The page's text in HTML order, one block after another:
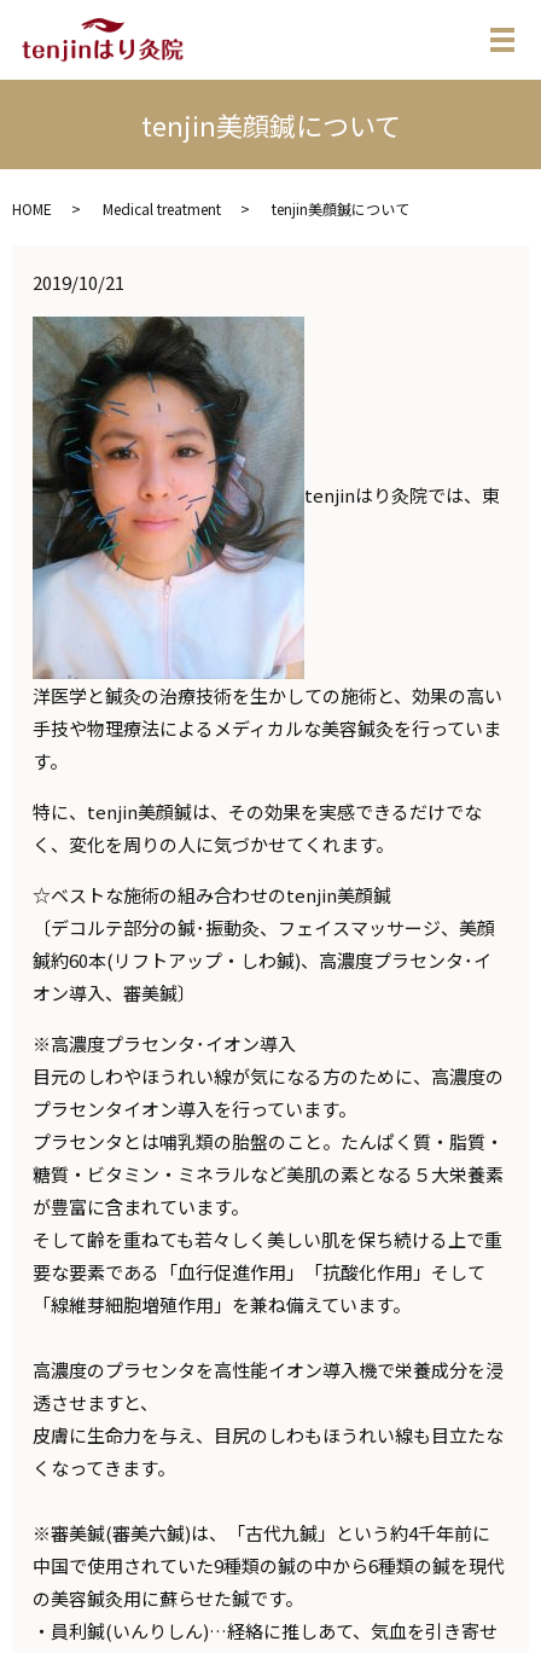
メ
tenjin美顔鍼について
HOME Medical treatment tenjin美顔鍼について
2019/10/21
tenjinはり灸院では、東
洋医学と鍼灸の治療技術を生かしての施術と、効果の高い
手技や物理療法によるメディカルな美容鍼灸を行っていま
す。
特に、tenjin美顔鍼は、その効果を実感できるだけでな
く、変化を周りの人に気づかせてくれます。
☆ベストな施術の組み合わせのtenjin美顔鍼
〔デコルテ部分の鍼･振動灸、フェイスマッサージ、美顔
鍼約60本(リフトアップ・しわ鍼)、高濃度プラセンタ･イ
オン導入、審美鍼〕
※高濃度プラセンタ･イオン導入
目元のしわやほうれい線が気になる方のために、高濃度の
プラセンタイオン導入を行っています。
プラセンタとは哺乳類の胎盤のこと。たんぱく質・脂質・
糖質・ビタミン・ミネラルなど美肌の素となる５大栄養素
が豊富に含まれています。
そして齢を重ねても若々しく美しい肌を保ち続ける上で重
要な要素である「血行促進作用」「抗酸化作用」そして
「線維芽細胞増殖作用」を兼ね備えています。
高濃度のプラセンタを高性能イオン導入機で栄養成分を浸
透させますと、
皮膚に生命力を与え、目尻のしわもほうれい線も目立たな
くなってきます。
※審美鍼(審美六鍼)は、「古代九鍼」という約4千年前に
中国で使用されていた9種類の鍼の中から6種類の鍼を現代
の美容鍼灸用に蘇らせた鍼です。
・員利鍼(いんりしん)…経絡に推しあて、気血を引き寄せ